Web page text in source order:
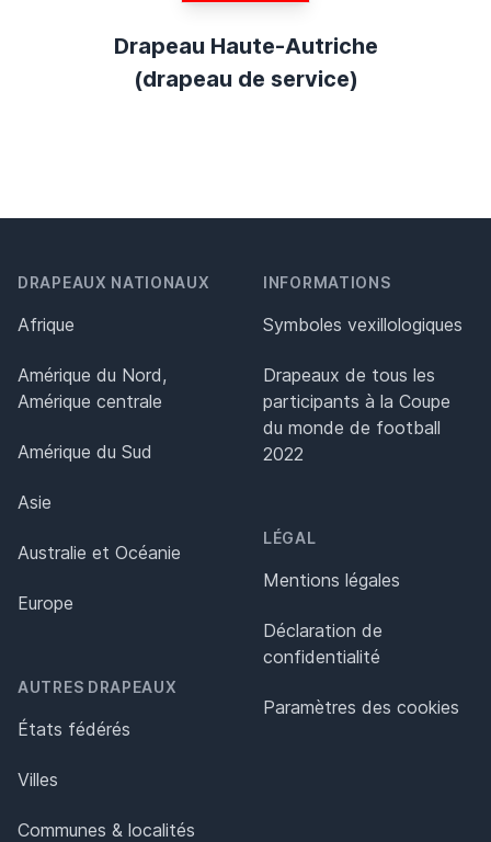
Drapeau Haute-Autriche
(drapeau de service)
DRAPEAUX NATIONAUX
Afrique
Amérique du Nord,
Amérique centrale
Amérique du Sud
Asie
Australie et Océanie
Europe
AUTRES DRAPEAUX
États fédérés
Villes
Communes & localités
INFORMATIONS
Symboles vexillologiques
Drapeaux de tous les
participants à la Coupe
du monde de football
2022
LÉGAL
Mentions légales
Déclaration de
confidentialité
Paramètres des cookies